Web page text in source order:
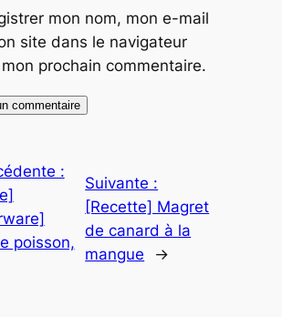
mon nom, mon e-mail
site dans le navigateur
prochain commentaire.
:
poisson,
Suivante :
[Recette] Magret
de canard à la
mangue
→